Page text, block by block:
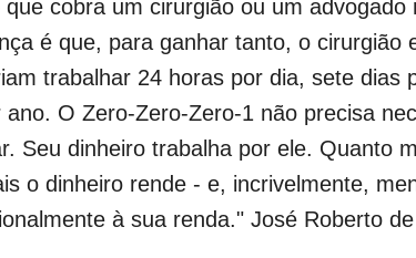
que cobra um cirurgião ou um advogado
é que, para ganhar tanto, o cirurgião
trabalhar 24 horas por dia, sete dias
ano. O Zero-Zero-Zero-1 não precisa
Seu dinheiro trabalha por ele. Quanto
o dinheiro rende - e, incrivelmente,
à sua renda." José Roberto